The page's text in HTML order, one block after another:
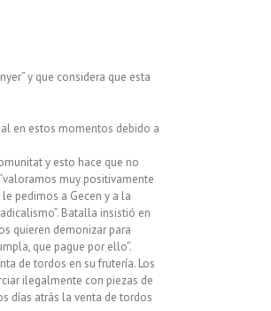
y que considera que esta
en estos momentos debido a
y esto hace que no
muy positivamente
pedimos a Gecen y a la
Batalla insistió en
quieren demonizar para
que pague por ello”.
de tordos en su frutería. Los
ilegalmente con piezas de
días atrás la venta de tordos